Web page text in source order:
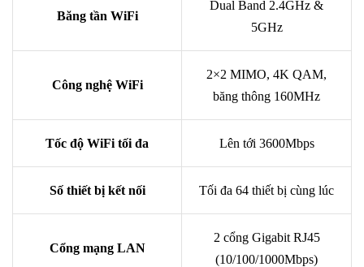
Băng tần WiFi
Dual Band 2.4GHz &
5GHz
Công nghệ WiFi
2×2 MIMO, 4K QAM,
băng thông 160MHz
Tốc độ WiFi tối đa Lên tới 3600Mbps
Số thiết bị kết nối Tối đa 64 thiết bị cùng lúc
Cổng mạng LAN
2 cổng Gigabit RJ45
(10/100/1000Mbps)